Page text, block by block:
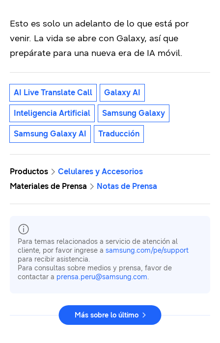
Esto es solo un adelanto de lo que está por
venir. La vida se abre con Galaxy, así que
prepárate para una nueva era de IA móvil.
AI Live Translate Call Galaxy AI
Inteligencia Artificial Samsung Galaxy
Samsung Galaxy AI Traducción
Productos
Celulares y Accesorios
Materiales de Prensa
Notas de Prensa
Para temas relacionados a servicio de atención al
cliente, por favor ingrese a samsung.com/pe/support
para recibir asistencia.
Para consultas sobre medios y prensa, favor de
contactar a prensa.peru@samsung.com.
Más sobre lo último